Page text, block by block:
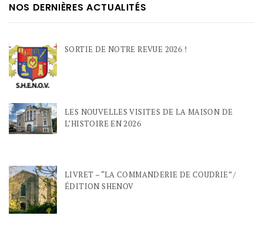
NOS DERNIÈRES ACTUALITÉS
SORTIE DE NOTRE REVUE 2026 !
LES NOUVELLES VISITES DE LA MAISON DE
L’HISTOIRE EN 2026
LIVRET – “LA COMMANDERIE DE COUDRIE” /
ÉDITION SHENOV